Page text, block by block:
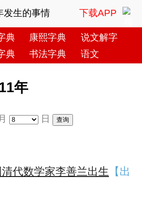
发生的事情 下载APP
典 康熙字典
说文解字
典 书法字典 语文
年
日
代数学家李善兰出生 【出